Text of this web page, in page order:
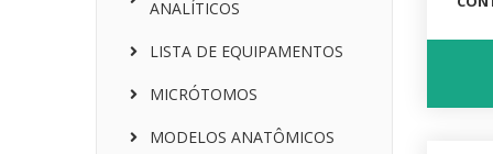
ANALÍTICOS
LISTA DE EQUIPAMENTOS
MICRÓTOMOS
MODELOS ANATÔMICOS